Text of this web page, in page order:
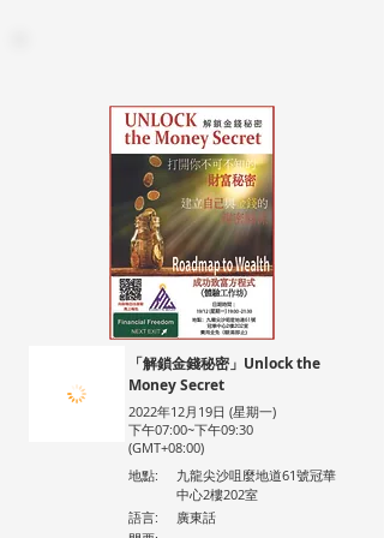
「解鎖金錢秘密」Unlock the
Money Secret
2022年12月19日 (星期一)
下午07:00~下午09:30
(GMT+08:00)
地點:
九龍尖沙咀麼地道61號冠華
中心2樓202室
語言:
廣東話